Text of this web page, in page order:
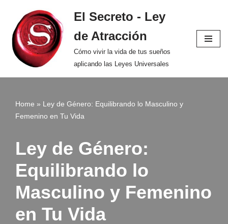
Saltar
al
contenido
El Secreto - Ley
de Atracción
Cómo vivir la vida de tus sueños
aplicando las Leyes Universales
Home » Ley de Género: Equilibrando lo Masculino y
Femenino en Tu Vida
Ley de Género:
Equilibrando lo
Masculino y Femenino
en Tu Vida